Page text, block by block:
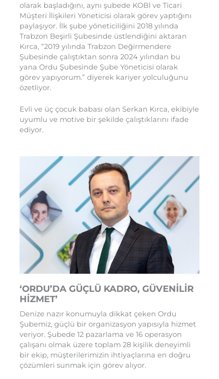
olarak başladığını, aynı şubede KOBİ ve Ticari
Müşteri İlişkileri Yöneticisi olarak görev yaptığını
paylaşıyor. İlk şube yöneticiliğini 2018 yılında
Trabzon Beşirli Şubesinde üstlendiğini aktaran
Kırca, “2019 yılında Trabzon Değirmendere
Şubesinde çalıştıktan sonra 2024 yılından bu
yana Ordu Şubesinde Şube Yöneticisi olarak
görev yapıyorum.” diyerek kariyer yolculuğunu
özetliyor.
Evli ve üç çocuk babası olan Serkan Kırca, ekibiyle
uyumlu ve motive bir şekilde çalıştıklarını ifade
ediyor.
‘ORDU’DA GÜÇLÜ KADRO, GÜVENİLİR
HİZMET’
Denize nazır konumuyla dikkat çeken Ordu
Şubemiz, güçlü bir organizasyon yapısıyla hizmet
veriyor. Şubede 12 pazarlama ve 16 operasyon
çalışanı olmak üzere toplam 28 kişilik deneyimli
bir ekip, müşterilerimizin ihtiyaçlarına en doğru
çözümleri sunmak için görev alıyor.